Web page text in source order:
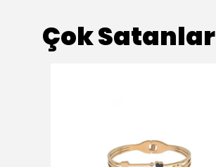
Çok Satanlar